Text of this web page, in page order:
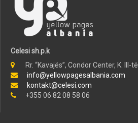
Celesi sh.p.k
Rr. “Kavajës”, Condor Center, K. III-të
info@yellowpagesalbania.com
kontakt@celesi.com
+355 06 82 08 58 06